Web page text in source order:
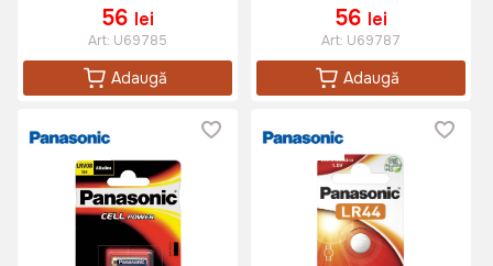
56 lei
Art: U69785
Adaugă
56 lei
Art: U69787
Adaugă